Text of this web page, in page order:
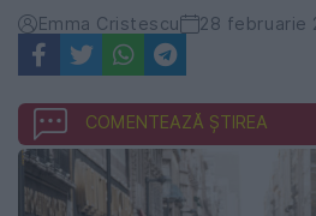
Emma Cristescu 28 februarie
COMENTEAZĂ ȘTIREA